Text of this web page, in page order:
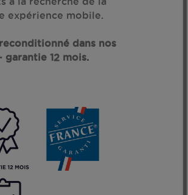
expérience mobile.
dans nos
garantie 12 mois.